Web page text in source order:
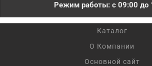
Режим работы: с 09:00 до
Каталог
О Компании
Основной сайт